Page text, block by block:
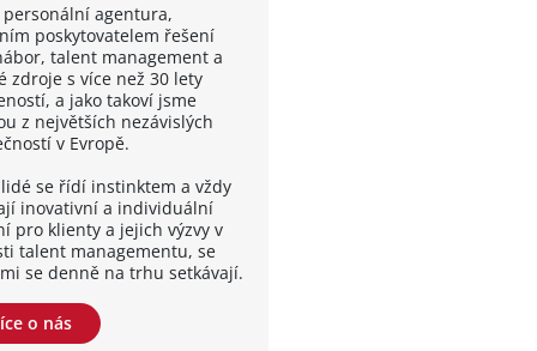
personální agentura,
poskytovatelem řešení
talent management a
zdroje s více než 30 lety
a jako takoví jsme
z největších nezávislých
v Evropě.
se řídí instinktem a vždy
inovativní a individuální
pro klienty a jejich výzvy v
talent managementu, se
se denně na trhu setkávají.
o nás